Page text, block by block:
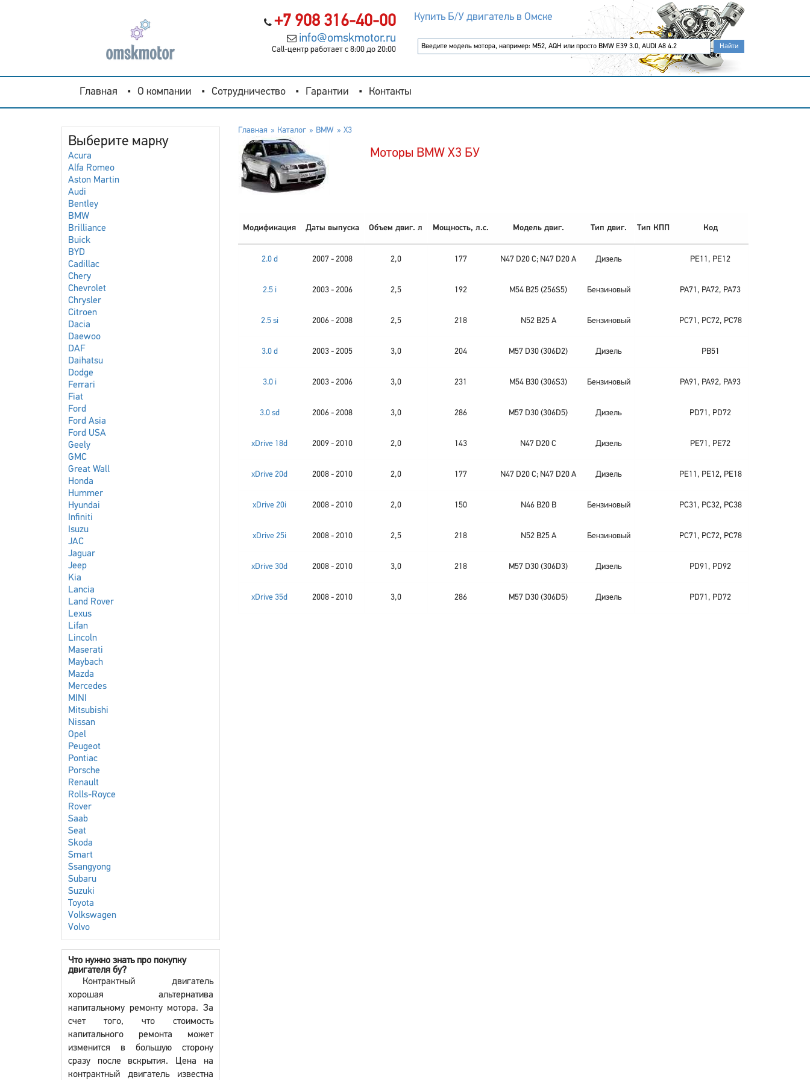
+7 908 316-40-00
info@omskmotor.ru
Call-центр работает с 8:00 до 20:00
Купить Б/У двигатель в Омске
Главная О компании Сотрудничество Гарантии Контакты
Выберите марку
Acura
Alfa Romeo
Aston Martin
Audi
Bentley
BMW
Brilliance
Buick
BYD
Cadillac
Chery
Chevrolet
Chrysler
Citroen
Dacia
Daewoo
DAF
Daihatsu
Dodge
Ferrari
Fiat
Ford
Ford Asia
Ford USA
Geely
GMC
Great Wall
Honda
Hummer
Hyundai
Infiniti
Isuzu
JAC
Jaguar
Jeep
Kia
Lancia
Land Rover
Lexus
Lifan
Lincoln
Maserati
Maybach
Mazda
Mercedes
MINI
Mitsubishi
Nissan
Opel
Peugeot
Pontiac
Porsche
Renault
Rolls-Royce
Rover
Saab
Seat
Skoda
Smart
Ssangyong
Subaru
Suzuki
Toyota
Volkswagen
Volvo
Что нужно знать про покупку
двигателя бу?
Контрактный двигатель
хорошая альтернатива
капитальному ремонту мотора. За
счет того, что стоимость
капитального ремонта может
изменится в большую сторону
сразу после вскрытия. Цена на
контрактный двигатель известна
Главная Каталог BMW X3
Моторы BMW X3 БУ
Модификация Даты выпуска Объем двиг. л Мощность, л.с. Модель двиг. Тип двиг. Тип КПП Код
2.0 d 2007 - 2008 2,0 177 N47 D20 C; N47 D20 A Дизель PE11, PE12
2.5 i 2003 - 2006 2,5 192 M54 B25 (256S5) Бензиновый PA71, PA72, PA73
2.5 si 2006 - 2008 2,5 218 N52 B25 A Бензиновый PC71, PC72, PC78
3.0 d 2003 - 2005 3,0 204 M57 D30 (306D2) Дизель PB51
3.0 i 2003 - 2006 3,0 231 M54 B30 (306S3) Бензиновый PA91, PA92, PA93
3.0 sd 2006 - 2008 3,0 286 M57 D30 (306D5) Дизель PD71, PD72
xDrive 18d 2009 - 2010 2,0 143 N47 D20 C Дизель PE71, PE72
xDrive 20d 2008 - 2010 2,0 177 N47 D20 C; N47 D20 A Дизель PE11, PE12, PE18
xDrive 20i 2008 - 2010 2,0 150 N46 B20 B Бензиновый PC31, PC32, PC38
xDrive 25i 2008 - 2010 2,5 218 N52 B25 A Бензиновый PC71, PC72, PC78
xDrive 30d 2008 - 2010 3,0 218 M57 D30 (306D3) Дизель PD91, PD92
xDrive 35d 2008 - 2010 3,0 286 M57 D30 (306D5) Дизель PD71, PD72